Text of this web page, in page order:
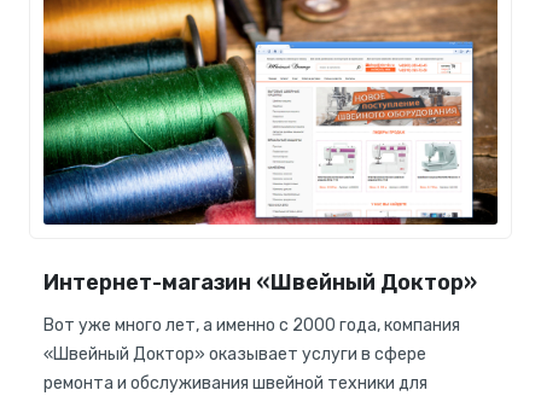
Интернет-магазин «Швейный Доктор»
Вот уже много лет, а именно с 2000 года, компания
«Швейный Доктор» оказывает услуги в сфере
ремонта и обслуживания швейной техники для